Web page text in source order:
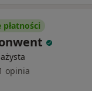
płatności
opinia